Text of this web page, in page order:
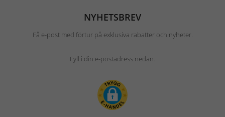
NYHETSBREV
Få e-post med förtur på exklusiva rabatter och nyheter.
Fyll i din e-postadress nedan.